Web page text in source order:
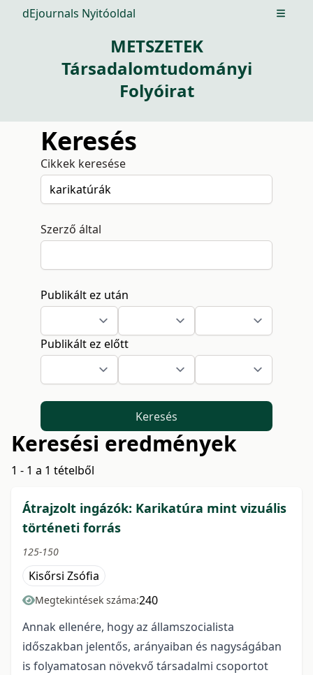
dEjournals Nyitóoldal Open
METSZETEK
Társadalomtudományi
Folyóirat
Keresés
Cikkek keresése
Szerző által
Publikált ez után
Publikált ez előtt
Keresés
Keresési eredmények
1 - 1 a 1 tételből
Átrajzolt ingázók: Karikatúra mint vizuális
történeti forrás
125-150
Kisőrsi Zsófia
Megtekintések száma:240
Annak ellenére, hogy az államszocialista
időszakban jelentős, arányaiban és nagyságában
is folyamatosan növekvő társadalmi csoportot